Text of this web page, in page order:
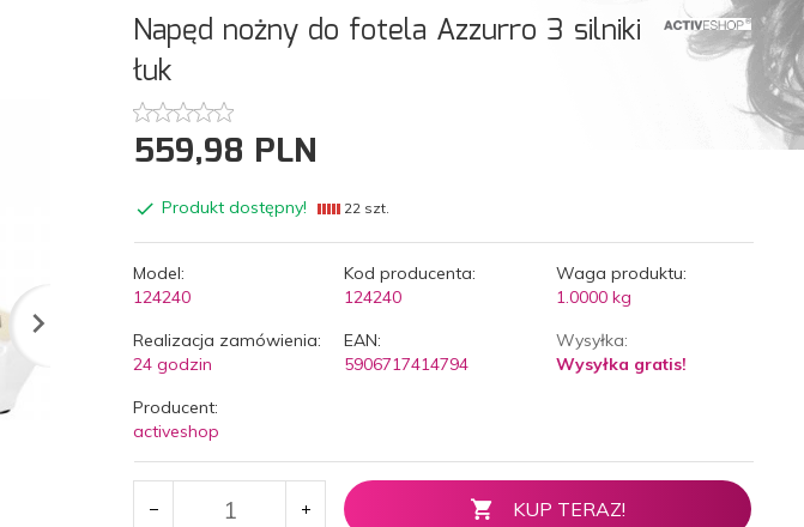
Napęd nożny do fotela Azzurro 3 silniki
łuk
559,98 PLN
Produkt dostępny! 22 szt.
Model:
124240
Kod producenta:
124240
Waga produktu:
1.0000 kg
Realizacja zamówienia:
24 godzin
EAN:
5906717414794
Wysyłka:
Wysyłka gratis!
Producent:
activeshop
KUP TERAZ!